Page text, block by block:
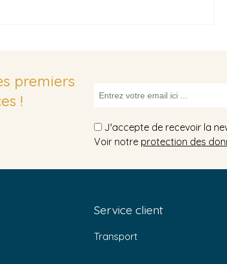
premiers
!
J'accepte de recevoir la
Voir notre protection des
Service client
Transport